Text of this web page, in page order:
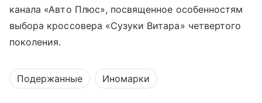
канала «Авто Плюс», посвященное особенностям
выбора кроссовера «Сузуки Витара» четвертого
поколения.
Подержанные Иномарки